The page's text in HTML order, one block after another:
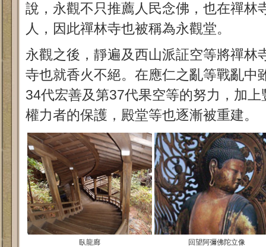
說，永觀不只推薦人民念佛，也在禪林
人，因此禪林寺也被稱為永觀堂。
永觀之後，靜遍及西山派証空等將禪林
寺也就香火不絕。在應仁之亂等戰亂中
34代宏善及第37代果空等的努力，加
權力者的保護，殿堂等也逐漸被重建。
臥龍廊 回望阿彌佛陀立像